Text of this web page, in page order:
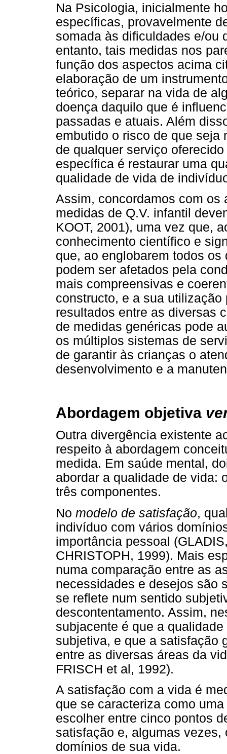
Na Psicologia, inicialmente
específicas, provavelmente
somada às dificuldades e/ou
entanto, tais medidas nos
função dos aspectos acima
elaboração de um
teórico, separar na vida de
doença daquilo que é
passadas e atuais. Além
embutido o risco de que seja
de qualquer serviço
específica é restaurar uma
qualidade de vida de
Assim, concordamos com os
medidas de Q.V. infantil
KOOT, 2001), uma vez que,
conhecimento científico e
que, ao englobarem todos
podem ser afetados pela
mais compreensivas e
constructo, e a sua
resultados entre as diversas
de medidas genéricas pode
os múltiplos sistemas de
de garantir às crianças o
desenvolvimento e a
Abordagem objetiva
Outra divergência existente
respeito à abordagem
medida. Em saúde mental,
abordar a qualidade de vida:
três componentes.
No modelo de satisfação,
indivíduo com vários
importância pessoal
CHRISTOPH, 1999). Mais
numa comparação entre as
necessidades e desejos são
se reflete num sentido
descontentamento. Assim,
subjacente é que a
subjetiva, e que a satisfação
entre as diversas áreas da
FRISCH et al, 1992).
A satisfação com a vida é
que se caracteriza como
escolher entre cinco pontos
satisfação e, algumas
domínios de sua vida.